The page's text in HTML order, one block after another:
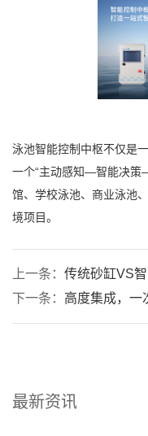
泳池智能控制中枢不仅是
一个“主动感知—智能决策
馆、学校泳池、商业泳池
境项目。
上一条： 传统砂缸VS
下一条： 高度集成，一
最新资讯